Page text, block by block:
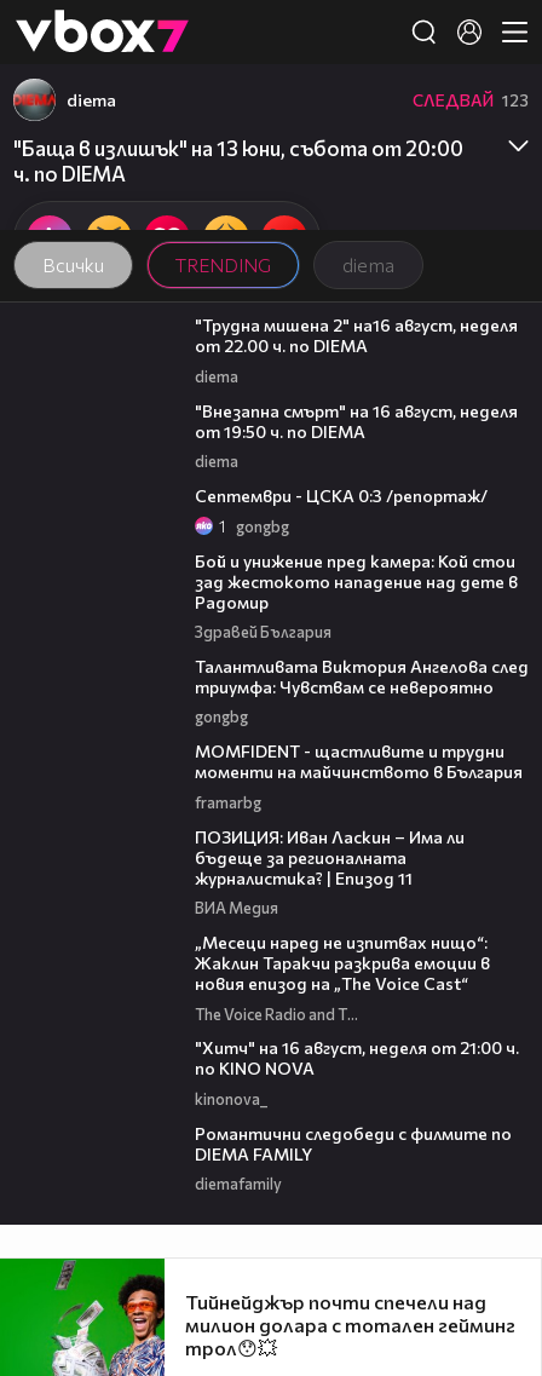
👾
Всички TRENDING diema
diema СЛЕДВАЙ 123
"Баща в излишък" на 13 юни, събота от 20:00
ч. по DIEMA
00:31
"Трудна мишена 2" на16 август, неделя
от 22.00 ч. по DIEMA
diema
"Внезапна смърт" на 16 август, неделя
от 19:50 ч. по DIEMA
diema
Септември - ЦСКА 0:3 /репортаж/
1 gongbg
Бой и унижение пред камера: Кой стои
зад жестокото нападение над дете в
Радомир
Здравей България
Талантливата Виктория Ангелова след
триумфа: Чувствам се невероятно
gongbg
MOMFIDENT - щастливите и трудни
моменти на майчинството в България
framarbg
ПОЗИЦИЯ: Иван Ласкин – Има ли
бъдеще за регионалната
журналистика? | Епизод 11
ВИА Медия
„Месеци наред не изпитвах нищо“:
Жаклин Таракчи разкрива емоции в
новия епизод на „The Voice Cast“
The Voice Radio and TV Bulgaria
"Хитч" на 16 август, неделя от 21:00 ч.
по KINO NOVA
kinonova_
Романтични следобеди с филмите по
DIEMA FAMILY
diemafamily
Тийнейджър почти спечели над
милион долара с тотален гейминг
трол😯💥